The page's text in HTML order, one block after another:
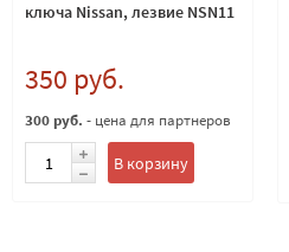
ключа Nissan, лезвие NSN11
350 руб.
300 руб. - цена для партнеров
В корзину